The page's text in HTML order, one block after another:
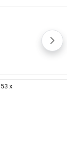
53 x